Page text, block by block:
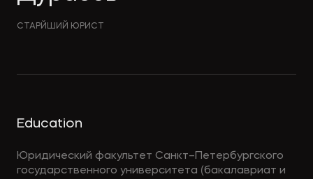
СТАРЙШИЙ ЮРИСТ
Education
Юридический факультет Санкт–Петербургского
государственного университета (бакалавриат и